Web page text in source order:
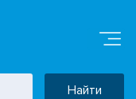
Найти